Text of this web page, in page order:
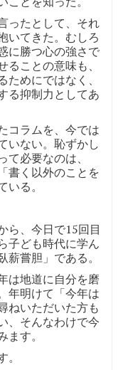
ったとして、それ
いてきた。むしろ
に勝つ心の強さで
ことの意味も、
めにではなく、
る抑制力としてあ
コラムを、今では
いない。恥ずかし
必要なのは、
書く以外のことを
る。
ら、今日で15回目
子ども時代に学ん
嘗胆」である。
は地道に自分を磨
年明けて「今年は
ねいただいた方も
、そんなわけで今
す。